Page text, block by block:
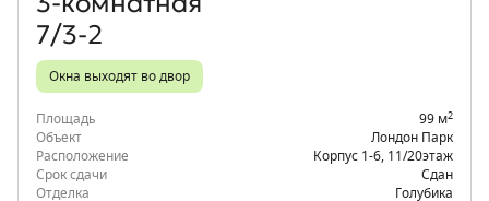
7/3-2
Окна выходят во двор
Площадь 99 м2
Объект
Лондон Парк
Расположение
Корпус 1-6 11/20этаж
Срок сдачи
Сдан
Отделка
Голубика